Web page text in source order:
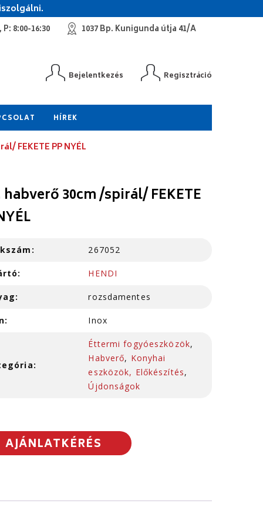
8:00-16:30 1037 Bp. Kunigunda útja 41/A
Bejelentkezés Regisztráció
HÍREK
FEKETE PP NYÉL
habverő 30cm /spirál/ FEKETE
267052
HENDI
rozsdamentes
Inox
Éttermi fogyóeszközök,
Habverő, Konyhai
eszközök, Előkészítés,
Újdonságok
AJÁNLATKÉRÉS